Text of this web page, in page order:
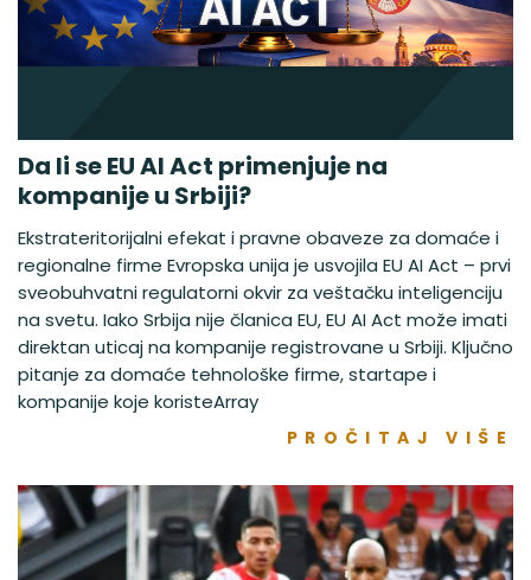
Da li se EU AI Act primenjuje na
kompanije u Srbiji?
Ekstrateritorijalni efekat i pravne obaveze za domaće i
regionalne firme Evropska unija je usvojila EU AI Act – prvi
sveobuhvatni regulatorni okvir za veštačku inteligenciju
na svetu. Iako Srbija nije članica EU, EU AI Act može imati
direktan uticaj na kompanije registrovane u Srbiji. Ključno
pitanje za domaće tehnološke firme, startape i
kompanije koje koristeArray
PROČITAJ VIŠE